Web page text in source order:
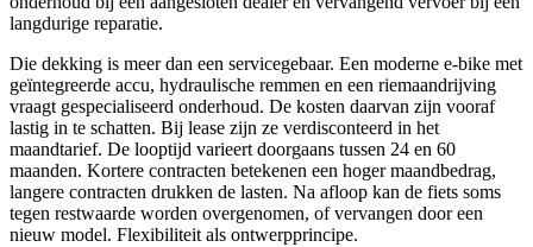
langdurige reparatie.
Die dekking is meer dan een servicegebaar. Een moderne e-bike met
geïntegreerde accu, hydraulische remmen en een riemaandrijving
vraagt gespecialiseerd onderhoud. De kosten daarvan zijn vooraf
lastig in te schatten. Bij lease zijn ze verdisconteerd in het
maandtarief. De looptijd varieert doorgaans tussen 24 en 60
maanden. Kortere contracten betekenen een hoger maandbedrag,
langere contracten drukken de lasten. Na afloop kan de fiets soms
tegen restwaarde worden overgenomen, of vervangen door een
nieuw model. Flexibiliteit als ontwerpprincipe.